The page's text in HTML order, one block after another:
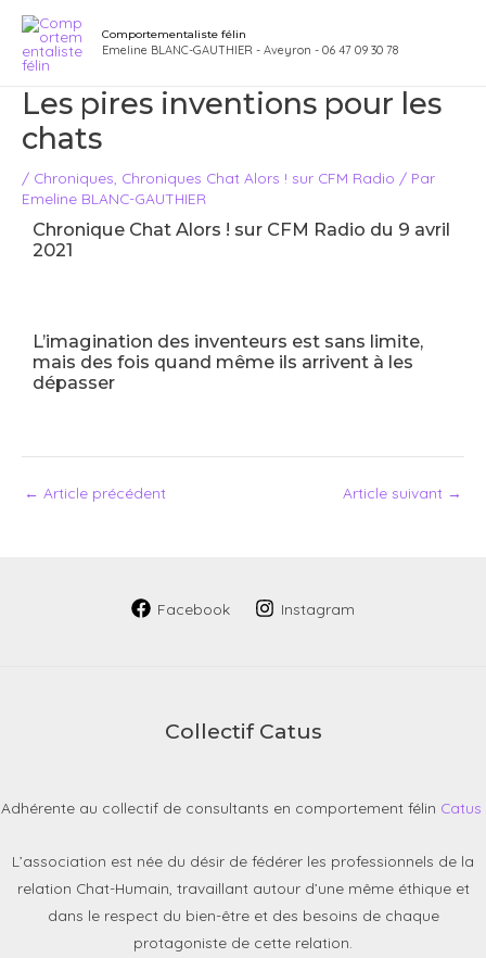
Aller
contenu
Comportementaliste félin
Emeline BLANC-GAUTHIER - Aveyron - 06 47 09 30 78
Les pires inventions pour les
chats
/ Chroniques Chroniques Chat Alors ! sur CFM Radio / Par
Emeline BLANC-GAUTHIER
Chronique Chat Alors ! sur CFM Radio du 9 avril
2021
L’imagination des inventeurs est sans limite,
mais des fois quand même ils arrivent à les
dépasser
Navigation
des
articles
← Article précédent Article suivant →
Facebook Instagram
Collectif Catus
Adhérente au collectif de consultants en comportement félin Catus
L’association est née du désir de fédérer les professionnels de la
relation Chat-Humain, travaillant autour d’une même éthique et
dans le respect du bien-être et des besoins de chaque
protagoniste de cette relation.